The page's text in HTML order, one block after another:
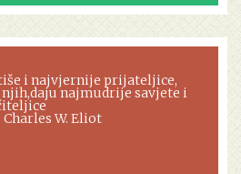
i najvjernije prijateljice,
njih,daju najmudrije savjete i
Eliot